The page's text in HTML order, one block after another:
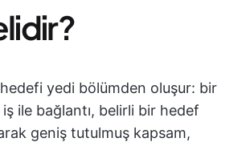
yedi bölümden oluşur: bir
ile bağlantı, belirli bir hedef
geniş tutulmuş kapsam,